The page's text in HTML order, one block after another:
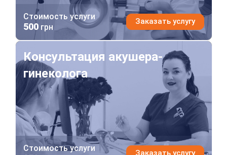
Стоимость услуги
500грн
Заказать услугу
Консультация акушера-гинеколога
Консультация акушера-
гинеколога
Стоимость услуги
Заказать услугу